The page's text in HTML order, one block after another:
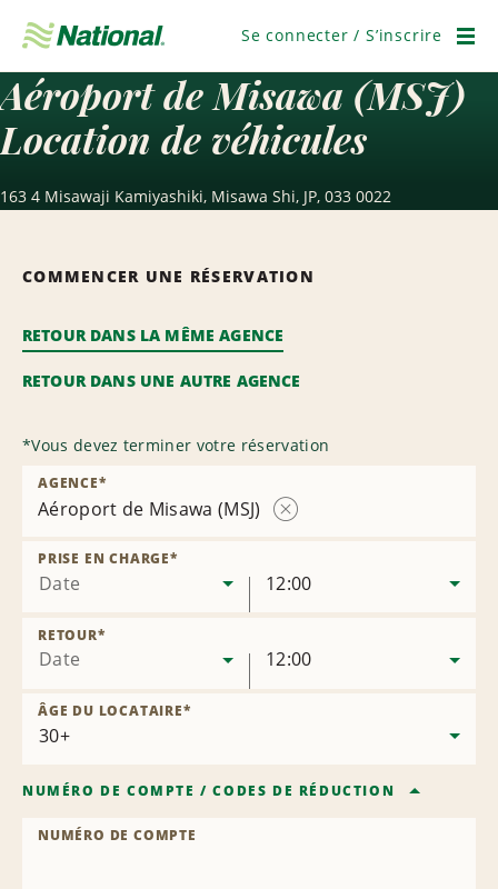
navigation
Se connecter / S’inscrire
Aéroport de Misawa (MSJ)
Location de véhicules
163 4 Misawaji Kamiyashiki, Misawa Shi, JP, 033 0022
COMMENCER UNE RÉSERVATION
RETOUR DANS LA MÊME AGENCE
RETOUR DANS UNE AUTRE AGENCE
*Vous devez terminer votre réservation
Aéroport de Misawa (MSJ)
AGENCE*
Date
PRISE EN CHARGE*
12:00
Date
RETOUR*
12:00
ÂGE DU LOCATAIRE*
NUMÉRO DE COMPTE /CODES DE RÉDUCTION
NUMÉRO DE COMPTE